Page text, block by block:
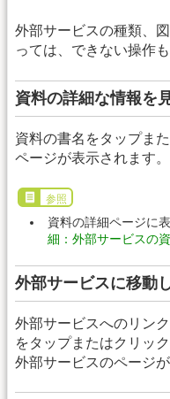
外部サービスの種類、
っては、できない操作も
資料の詳細な情報を
資料の書名をタップま
ページが表示されます。
参照
資料の詳細ページに
細：外部サービスの
外部サービスに移動
外部サービスへのリン
をタップまたはクリッ
外部サービスのページが